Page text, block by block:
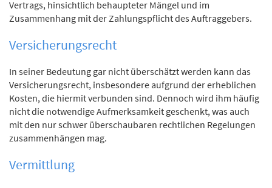
Vertrags, hinsichtlich behaupteter Mängel und im
Zusammenhang mit der Zahlungspflicht des Auftraggebers.
Versicherungsrecht
In seiner Bedeutung gar nicht überschätzt werden kann das
Versicherungsrecht, insbesondere aufgrund der erheblichen
Kosten, die hiermit verbunden sind. Dennoch wird ihm häufig
nicht die notwendige Aufmerksamkeit geschenkt, was auch
mit den nur schwer überschaubaren rechtlichen Regelungen
zusammenhängen mag.
Vermittlung